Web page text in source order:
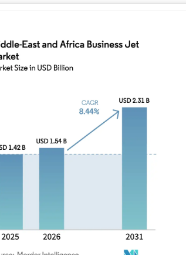
画像 © Mordor Intelligence。再利用